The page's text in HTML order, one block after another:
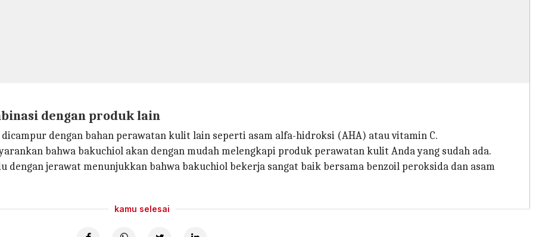
dengan produk lain
dengan bahan perawatan kulit lain seperti asam alfa-hidroksi (AHA) atau vitamin C.
bahwa bakuchiol akan dengan mudah melengkapi produk perawatan kulit Anda yang sudah ada.
dengan jerawat menunjukkan bahwa bakuchiol bekerja sangat baik bersama benzoil peroksida dan asam
kamu selesai